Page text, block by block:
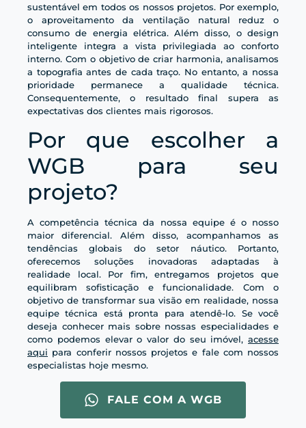
sustentável em todos os nossos projetos. Por exemplo,
o aproveitamento da ventilação natural reduz o
consumo de energia elétrica. Além disso, o design
inteligente integra a vista privilegiada ao conforto
interno. Com o objetivo de criar harmonia, analisamos
a topografia antes de cada traço. No entanto, a nossa
prioridade permanece a qualidade técnica.
Consequentemente, o resultado final supera as
expectativas dos clientes mais rigorosos.
Por que escolher a
WGB para seu
projeto?
A competência técnica da nossa equipe é o nosso
maior diferencial. Além disso, acompanhamos as
tendências globais do setor náutico. Portanto,
oferecemos soluções inovadoras adaptadas à
realidade local. Por fim, entregamos projetos que
equilibram sofisticação e funcionalidade. Com o
objetivo de transformar sua visão em realidade, nossa
equipe técnica está pronta para atendê-lo. Se você
deseja conhecer mais sobre nossas especialidades e
como podemos elevar o valor do seu imóvel, acesse
aqui para conferir nossos projetos e fale com nossos
especialistas hoje mesmo.
FALE COM A WGB